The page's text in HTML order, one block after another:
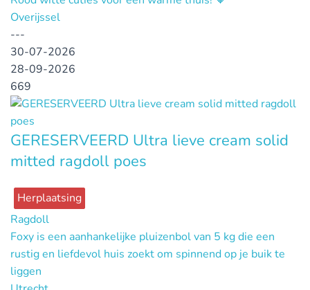
Overijssel
---
30-07-2026
28-09-2026
669
GERESERVEERD Ultra lieve cream solid
mitted ragdoll poes
Herplaatsing
Ragdoll
Foxy is een aanhankelijke pluizenbol van 5 kg die een
rustig en liefdevol huis zoekt om spinnend op je buik te
liggen